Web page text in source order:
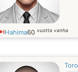
Hahima60 vuotta vanha